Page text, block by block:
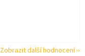
Zobrazit další hodnocení